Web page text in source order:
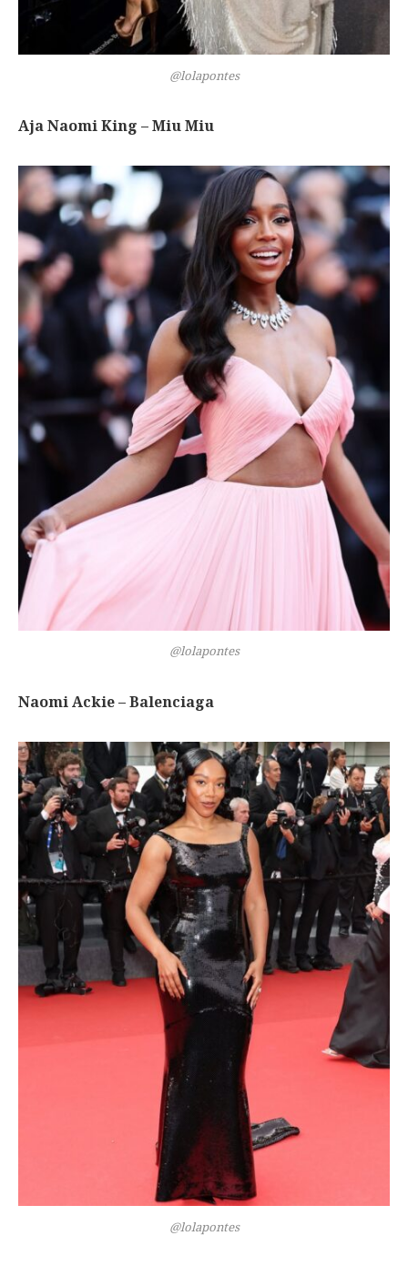
@lolapontes
Aja Naomi King – Miu Miu
@lolapontes
Naomi Ackie – Balenciaga
@lolapontes